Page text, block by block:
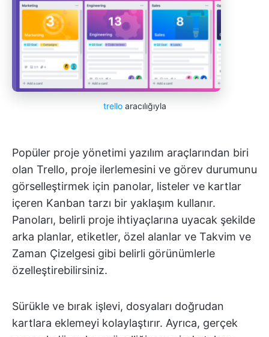
trelloaracılığıyla
Popüler proje yönetimi yazılım araçlarından biri
olan Trello, proje ilerlemesini ve görev durumunu
görselleştirmek için panolar, listeler ve kartlar
içeren Kanban tarzı bir yaklaşım kullanır.
Panoları, belirli proje ihtiyaçlarına uyacak şekilde
arka planlar, etiketler, özel alanlar ve Takvim ve
Zaman Çizelgesi gibi belirli görünümlerle
özelleştirebilirsiniz.
Sürükle ve bırak işlevi, dosyaları doğrudan
kartlara eklemeyi kolaylaştırır. Ayrıca, gerçek